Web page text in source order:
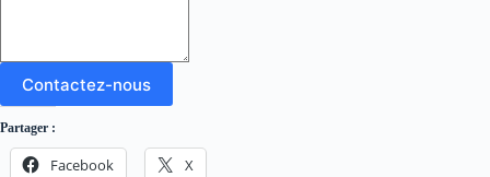
Contactez-nous
Partager :
Facebook X